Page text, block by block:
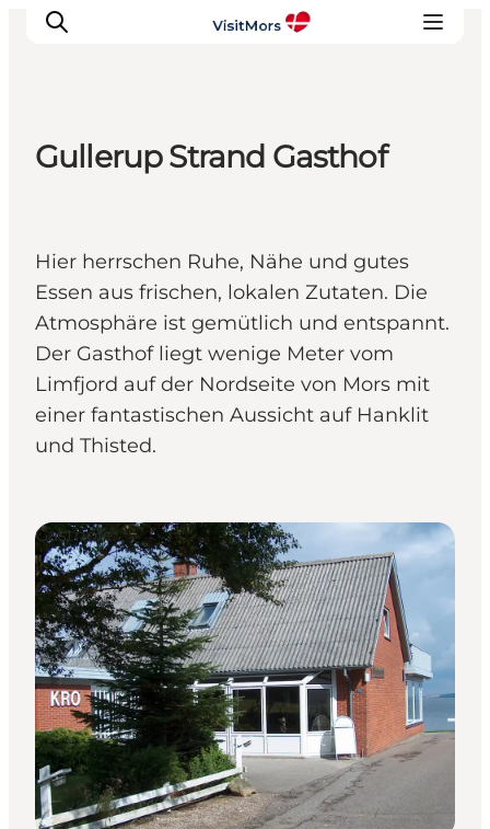
Infos über Mors
Unterkunft
Pauschalreisen / Urlaub
Planen Sie Ihre Reise
Gullerup Strand Gasthof
Hier herrschen Ruhe, Nähe und gutes
Essen aus frischen, lokalen Zutaten. Die
Atmosphäre ist gemütlich und entspannt.
Der Gasthof liegt wenige Meter vom
Limfjord auf der Nordseite von Mors mit
einer fantastischen Aussicht auf Hanklit
und Thisted.
Gasthöfe